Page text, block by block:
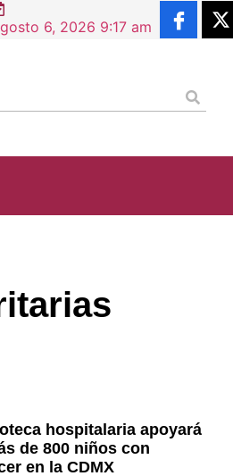
de Situación Profesional
6, 2026 9:17 am
hospitalaria apoyará
de 800 niños con
en la CDMX